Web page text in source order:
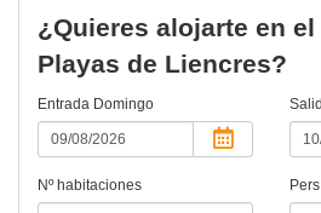
¿Quieres alojarte en
Playas de Liencres?
Entrada Domingo
Nº habitaciones